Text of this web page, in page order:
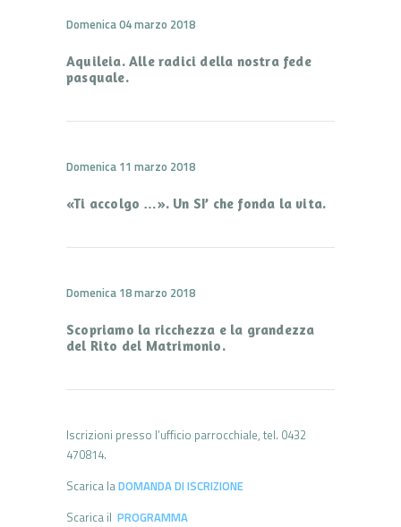
Domenica 04 marzo 2018
Aquileia. Alle radici della nostra fede
pasquale.
Domenica 11 marzo 2018
«Ti accolgo …». Un SI’ che fonda la vita.
Domenica 18 marzo 2018
Scopriamo la ricchezza e la grandezza
del Rito del Matrimonio.
Iscrizioni presso l’ufficio parrocchiale, tel. 0432
470814.
Scarica laDOMANDA DI ISCRIZIONE
Scarica il PROGRAMMA